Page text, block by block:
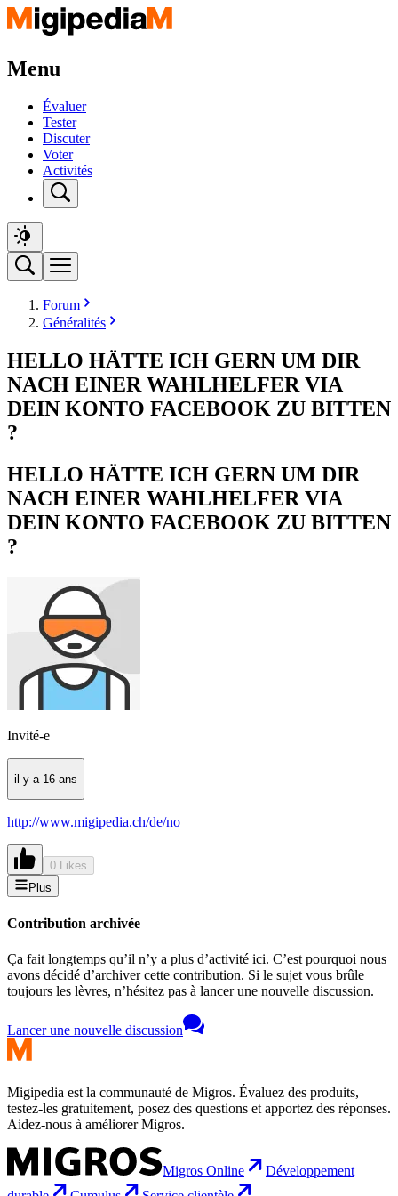
Menu
Évaluer
Tester
Discuter
Voter
Activités
Forum
Généralités
HELLO HÄTTE ICH GERN UM DIR
NACH EINER WAHLHELFER VIA
DEIN KONTO FACEBOOK ZU BITTEN
?
HELLO HÄTTE ICH GERN UM DIR
NACH EINER WAHLHELFER VIA
DEIN KONTO FACEBOOK ZU BITTEN
?
Invité-e
il y a 16 ans
http://www.migipedia.ch/de/no
0 Likes
Plus
Contribution archivée
Ça fait longtemps qu’il n’y a plus d’activité ici. C’est pourquoi nous
avons décidé d’archiver cette contribution. Si le sujet vous brûle
toujours les lèvres, n’hésitez pas à lancer une nouvelle discussion.
Lancer une nouvelle discussion
Migipedia est la communauté de Migros. Évaluez des produits,
testez-les gratuitement, posez des questions et apportez des réponses.
Aidez-nous à améliorer Migros.
Migros Online
Développement